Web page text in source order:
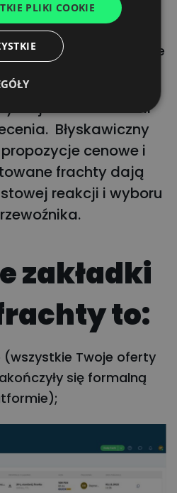
(przynajmniej jeden
na ofertę);
(fracht oczekuje
jeden krok dzieli
Błyskawiczny
cenowe i
frachty dają
reakcji i wyboru
zakładki
to:
(wszystkie Twoje oferty
się formalną
FRENCH
PLIKI COOKIE